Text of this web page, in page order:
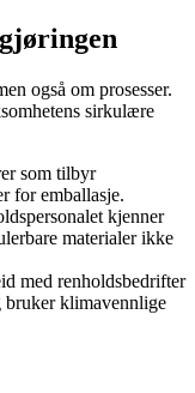
også om prosesser.
sirkulære
som tilbyr
for emballasje.
kjenner
materialer ikke
med renholdsbedrifter
bruker klimavennlige